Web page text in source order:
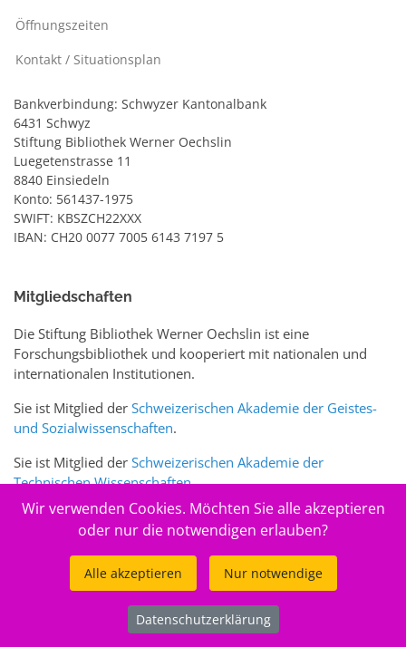
Öffnungszeiten
Kontakt / Situationsplan
Bankverbindung: Schwyzer Kantonalbank
6431 Schwyz
Stiftung Bibliothek Werner Oechslin
Luegetenstrasse 11
8840 Einsiedeln
Konto: 561437-1975
SWIFT: KBSZCH22XXX
IBAN: CH20 0077 7005 6143 7197 5
Mitgliedschaften
Die Stiftung Bibliothek Werner Oechslin ist eine
Forschungsbibliothek und kooperiert mit nationalen und
internationalen Institutionen.
Sie ist Mitglied der Schweizerischen Akademie der Geistes-
und Sozialwissenschaften.
Sie ist Mitglied der Schweizerischen Akademie der
Technischen Wissenschaften.
Sie ist zudem Mitglied des Schweizer Portalswww.sciences-
Stiftung Bibliothek Werner Oechslin
Wir verwenden Cookies. Möchten Sie alle akzeptieren
oder nur die notwendigen erlauben?
Alle akzeptieren Nur notwendige
Datenschutzerklärung